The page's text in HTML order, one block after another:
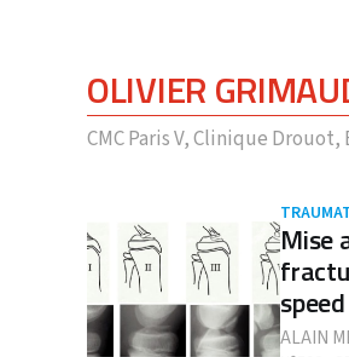
OLIVIER
CMC Paris V, Clinique
Mise
ALAIN